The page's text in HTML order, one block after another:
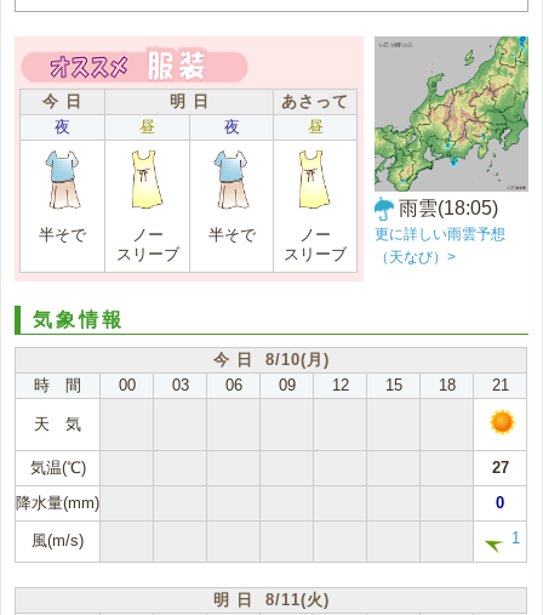
今 日 明 日
あさって
夜
昼 夜 昼
半そで
ノー
スリーブ
半そで
ノー
スリーブ
雨雲(18:05)
更に詳しい雨雲予想
（天なび）>
気象情報
今 日 8/10(月)
時 間
00 03 06 09 12 15 18 21
天 気
気温(℃)
27
降水量(mm)
0
風(m/s) 1
明 日 8/11(火)